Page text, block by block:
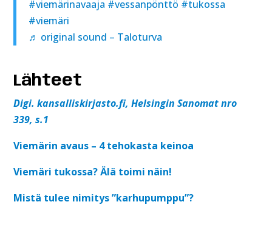
#viemärinavaaja #vessanpönttö #tukossa
#viemäri
♬ original sound – Taloturva
Lähteet
Digi. kansalliskirjasto.fi, Helsingin Sanomat nro
339, s.1
Viemärin avaus – 4 tehokasta keinoa
Viemäri tukossa? Älä toimi näin!
Mistä tulee nimitys ”karhupumppu”?